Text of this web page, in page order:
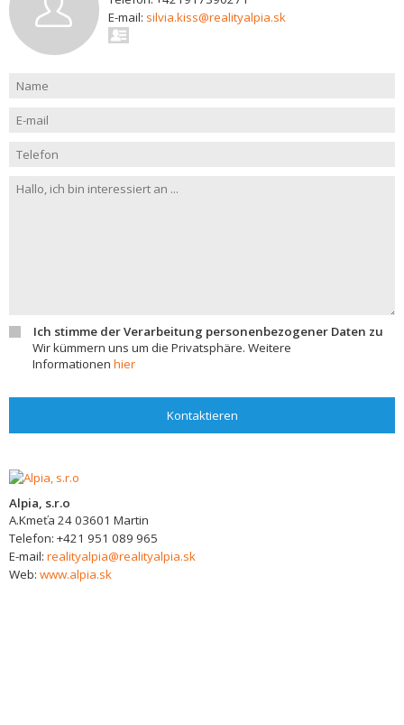
E-mail: silvia.kiss@realityalpia.sk
Ich stimme der Verarbeitung personenbezogener Daten zu
Wir kümmern uns um die Privatsphäre. Weitere
Informationen hier
Kontaktieren
Alpia, s.r.o
A.Kmeťa 2403601 Martin
Telefon: +421 951 089 965
E-mail: realityalpia@realityalpia.sk
Web: www.alpia.sk